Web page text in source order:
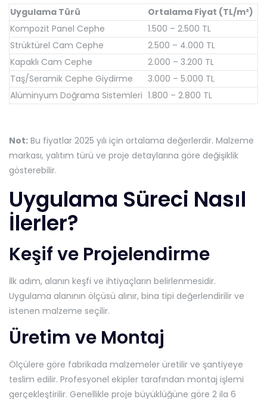
Uygulama Türü
Ortalama Fiyat (TL/m²)
Kompozit Panel Cephe
1.500 – 2.500 TL
Strüktürel Cam Cephe
2.500 – 4.000 TL
Kapaklı Cam Cephe
2.000 – 3.200 TL
Taş/Seramik Cephe Giydirme
3.000 – 5.000 TL
Alüminyum Doğrama Sistemleri 1.800 – 2.800 TL
Not: Bu fiyatlar 2025 yılı için ortalama değerlerdir. Malzeme
markası, yalıtım türü ve proje detaylarına göre değişiklik
gösterebilir.
Uygulama Süreci Nasıl
İlerler?
Keşif ve Projelendirme
İlk adım, alanın keşfi ve ihtiyaçların belirlenmesidir.
Uygulama alanının ölçüsü alınır, bina tipi değerlendirilir ve
istenen malzeme seçilir.
Üretim ve Montaj
Ölçülere göre fabrikada malzemeler üretilir ve şantiyeye
teslim edilir. Profesyonel ekipler tarafından montaj işlemi
gerçekleştirilir. Genellikle proje büyüklüğüne göre 2 ila 6